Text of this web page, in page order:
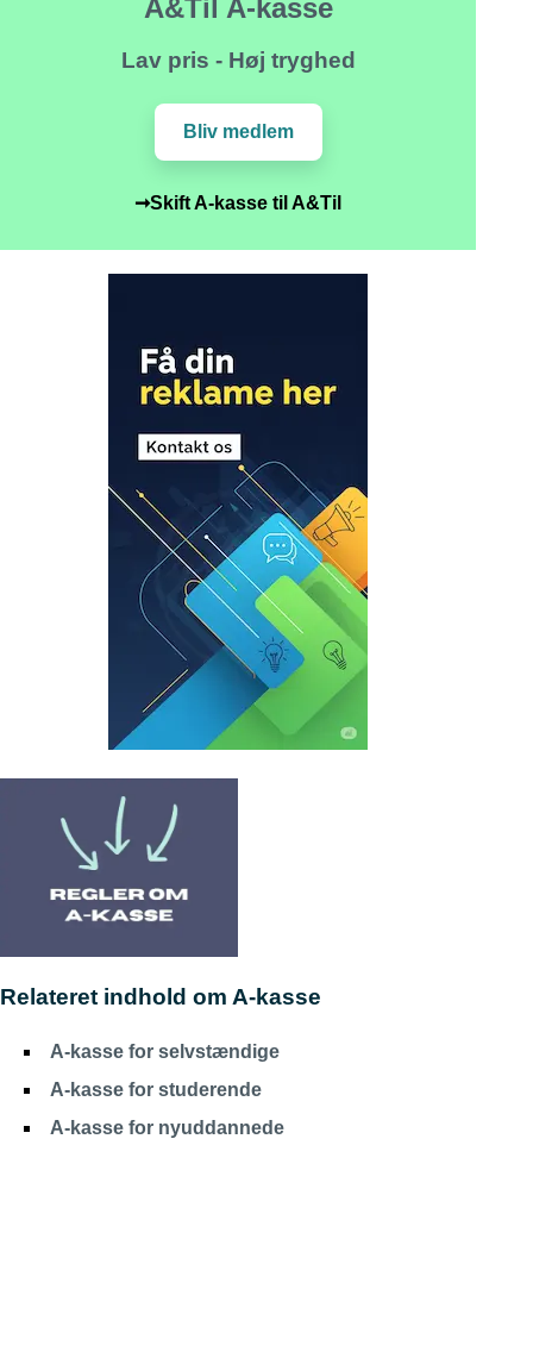
A&Til A-kasse
Lav pris - Høj tryghed
Bliv medlem
➞Skift A-kasse til A&Til
Relateret indhold om A-kasse
A-kasse for selvstændige
A-kasse for studerende
A-kasse for nyuddannede